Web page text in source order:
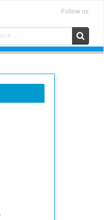
Follow us